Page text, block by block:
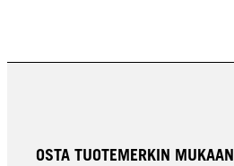
OSTA TUOTEMERKIN MUKAAN